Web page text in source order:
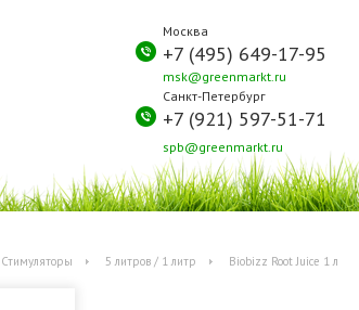
Москва
+7 (495) 649-17-95
msk@greenmarkt.ru
Санкт-Петербург
+7 (921) 597-51-71
spb@greenmarkt.ru
Стимуляторы 5 литров / 1 литр Biobizz Root Juice 1 л